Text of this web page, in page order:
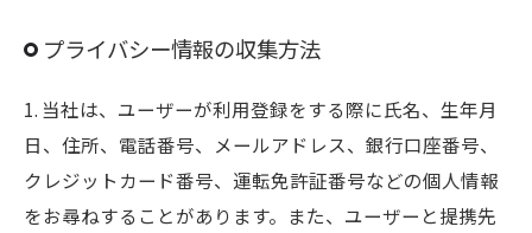
プライバシー情報の収集方法
1. 当社は、ユーザーが利用登録をする際に氏名、生年月
日、住所、電話番号、メールアドレス、銀行口座番号、
クレジットカード番号、運転免許証番号などの個人情報
をお尋ねすることがあります。また、ユーザーと提携先